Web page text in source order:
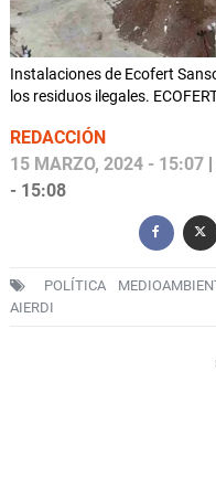
Instalaciones de Ecofert
los residuos ilegales.
REDACCIÓN
15 MARZO, 2024 - 15:07
- 15:08
POLÍTICA
AIERDI